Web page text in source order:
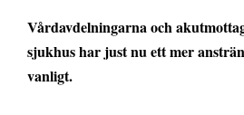
Vårdavdelningarna och
sjukhus har just nu ett mer
vanligt.